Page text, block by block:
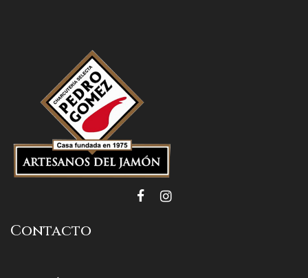
Contacto